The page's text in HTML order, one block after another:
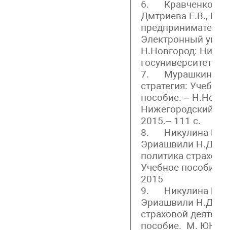
6. Кравченко
Дмтриева Е.В.,
Электронный
Н.Новгород:
госуниверситет,
7. Мурашкин Р.Н.
стратегия:
пособие. –
Нижегородский
2015.– 111 с.
8. Никулина
Эриашвили Н.Д.
политика
Учебное
2015
9. Никулина
Эриашвили Н.Д.
страховой
пособие. М.